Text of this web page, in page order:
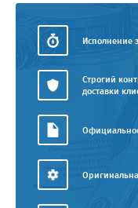
Исполнение
Строгий
доставки